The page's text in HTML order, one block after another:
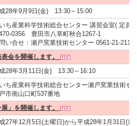
28年9月9日(金) 13:30～15:00
ち産業科学技術総合センター 講習会室( 定員
0356 豊田市八草町秋合1267-1
問い合せ：瀬戸窯業技術センター 0561-21-2117
会を開催します。
28年3月11日(金) 13:30～16:10
ち産業科学技術総合センター瀬戸窯業技術セ
市南山口町537番地
」を開催します。
27年12月5日(土曜日)から平成28年1月31日(日